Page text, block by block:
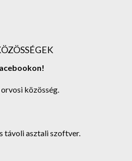
közösség.
távoli asztali szoftver.